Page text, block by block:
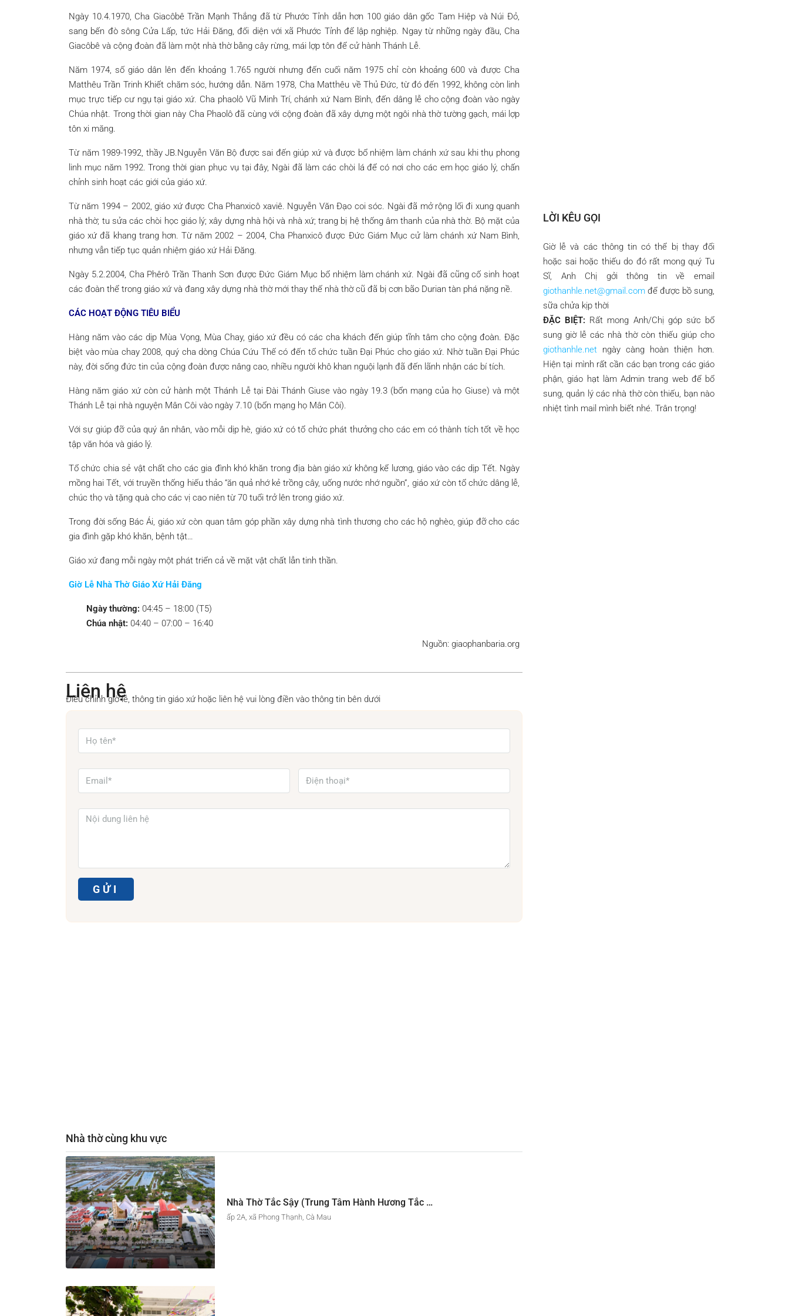
Ngày 10.4.1970, Cha Giacôbê Trần Mạnh Thắng đã từ Phước Tỉnh dẫn hơn 100 giáo dân gốc Tam Hiệp và Núi Đỏ,
sang bến đò sông Cửa Lấp, tức Hải Đăng, đối diện với xã Phước Tỉnh để lập nghiệp. Ngay từ những ngày đầu, Cha
Giacôbê và cộng đoàn đã làm một nhà thờ bằng cây rừng, mái lợp tôn để cử hành Thánh Lễ.
Năm 1974, số giáo dân lên đến khoảng 1.765 người nhưng đến cuối năm 1975 chỉ còn khoảng 600 và được Cha
Matthêu Trần Trinh Khiết chăm sóc, hướng dẫn. Năm 1978, Cha Matthêu về Thủ Đức, từ đó đến 1992, không còn linh
mục trực tiếp cư ngụ tại giáo xứ. Cha phaolô Vũ Minh Trí, chánh xứ Nam Bình, đến dâng lễ cho cộng đoàn vào ngày
Chúa nhật. Trong thời gian này Cha Phaolô đã cùng với cộng đoàn đã xây dựng một ngôi nhà thờ tường gạch, mái lợp
tôn xi măng.
Từ năm 1989-1992, thầy JB.Nguyễn Văn Bộ được sai đến giúp xứ và được bổ nhiệm làm chánh xứ sau khi thụ phong
linh mục năm 1992. Trong thời gian phục vụ tại đây, Ngài đã làm các chòi lá để có nơi cho các em học giáo lý, chấn
chỉnh sinh hoạt các giới của giáo xứ.
Từ năm 1994 – 2002, giáo xứ được Cha Phanxicô xaviê. Nguyễn Văn Đạo coi sóc. Ngài đã mở rộng lối đi xung quanh
nhà thờ; tu sửa các chòi học giáo lý; xây dựng nhà hội và nhà xứ; trang bị hệ thống âm thanh của nhà thờ. Bộ mặt của
giáo xứ đã khang trang hơn. Từ năm 2002 – 2004, Cha Phanxicô được Đức Giám Mục cử làm chánh xứ Nam Bình,
nhưng vẫn tiếp tục quản nhiệm giáo xứ Hải Đăng.
Ngày 5.2.2004, Cha Phêrô Trần Thanh Sơn được Đức Giám Mục bổ nhiệm làm chánh xứ. Ngài đã cũng cố sinh hoạt
các đoàn thể trong giáo xứ và đang xây dựng nhà thờ mới thay thế nhà thờ cũ đã bị cơn bão Durian tàn phá nặng nề.
CÁC HOẠT ĐỘNG TIÊU BIỂU
Hàng năm vào các dịp Mùa Vọng, Mùa Chay, giáo xứ đều có các cha khách đến giúp tĩnh tâm cho cộng đoàn. Đặc
biệt vào mùa chay 2008, quý cha dòng Chúa Cứu Thế có đến tổ chức tuần Đại Phúc cho giáo xứ. Nhờ tuần Đại Phúc
này, đời sống đức tin của cộng đoàn được nâng cao, nhiều người khô khan nguội lạnh đã đến lãnh nhận các bí tích.
Hàng năm giáo xứ còn cử hành một Thánh Lễ tại Đài Thánh Giuse vào ngày 19.3 (bổn mạng của họ Giuse) và một
Thánh Lễ tại nhà nguyện Mân Côi vào ngày 7.10 (bổn mạng họ Mân Côi).
Với sự giúp đỡ của quý ân nhân, vào mỗi dịp hè, giáo xứ có tổ chức phát thưởng cho các em có thành tích tốt về học
tập văn hóa và giáo lý.
Tổ chức chia sẻ vật chất cho các gia đình khó khăn trong địa bàn giáo xứ không kể lương, giáo vào các dịp Tết. Ngày
mồng hai Tết, với truyền thống hiếu thảo “ăn quả nhớ kẻ trồng cây, uống nước nhớ nguồn”, giáo xứ còn tổ chức dâng lễ,
chúc thọ và tặng quà cho các vị cao niên từ 70 tuổi trở lên trong giáo xứ.
Trong đời sống Bác Ái, giáo xứ còn quan tâm góp phần xây dựng nhà tình thương cho các hộ nghèo, giúp đỡ cho các
gia đình gặp khó khăn, bệnh tật…
Giáo xứ đang mỗi ngày một phát triển cả về mặt vật chất lẫn tinh thần.
Giờ Lễ Nhà Thờ Giáo Xứ Hải Đăng
Ngày thường: 04:45 – 18:00 (T5)
Chúa nhật: 04:40 – 07:00 – 16:40
Nguồn: giaophanbaria.org
Liên hệ
Điều chỉnh giờ lễ, thông tin giáo xứ hoặc liên hệ vui lòng điền vào thông tin bên dưới
LỜI KÊU GỌI
Giờ lễ và các thông tin có thể bị thay đổi
hoặc sai hoặc thiếu do đó rất mong quý Tu
Sĩ, Anh Chị gởi thông tin về email
giothanhle.net@gmail.com để được bồ sung,
sữa chửa kịp thời
ĐẶC BIỆT: Rất mong Anh/Chị góp sức bổ
sung giờ lễ các nhà thờ còn thiếu giúp cho
giothanhle.net ngày càng hoàn thiện hơn.
Hiện tại mình rất cần các bạn trong các giáo
phận, giáo hạt làm Admin trang web để bổ
sung, quản lý các nhà thờ còn thiếu, bạn nào
nhiệt tình mail mình biết nhé. Trân trọng!
Nhà thờ cùng khu vực
Nhà Thờ Tắc Sậy (Trung Tâm Hành Hương Tắc Sậy – Cha Phanxicô Xaviê Trương Bửu Diệp)
ấp 2A, xã Phong Thạnh, Cà Mau